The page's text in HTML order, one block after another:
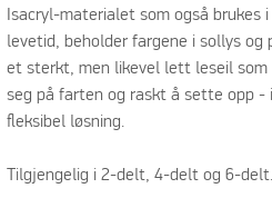
Isacryl-materialet som også
levetid, beholder fargene i sollys
et sterkt, men likevel lett leseil som
seg på farten og raskt å sette opp -
fleksibel løsning.
Tilgjengelig i 2-delt, 4-delt og 6-delt.